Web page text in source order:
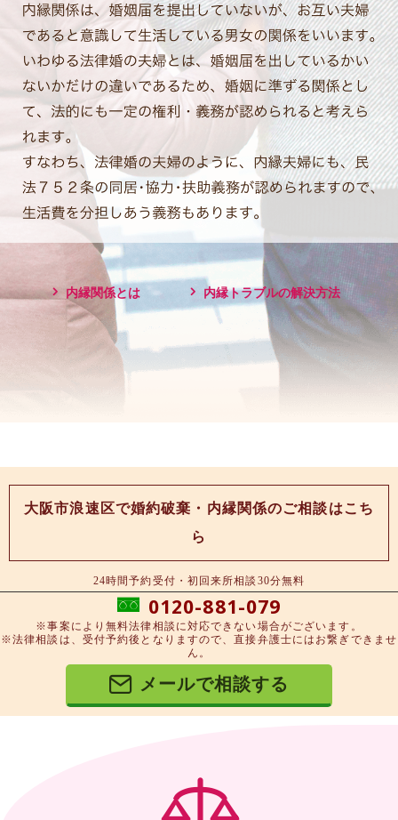
内縁関係とは 内縁トラブルの解決方法
大阪市浪速区で婚約破棄・内縁関係のご相談はこち
ら
24時間予約受付・初回来所相談30分無料
0120-881-079
※事案により無料法律相談に対応できない場合がございます。
※法律相談は、受付予約後となりますので、直接弁護士にはお繋ぎできませ
ん。
メールで相談する